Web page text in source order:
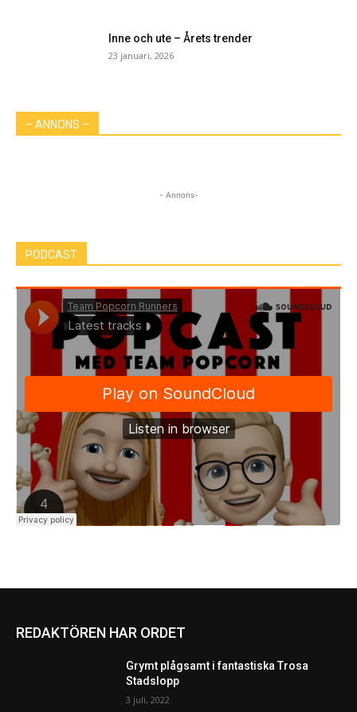
Inne och ute – Årets trender
23 januari, 2026
– ANNONS –
- Annons-
PODCAST
REDAKTÖREN HAR ORDET
Grymt plågsamt i fantastiska Trosa
Stadslopp
3 juli, 2022